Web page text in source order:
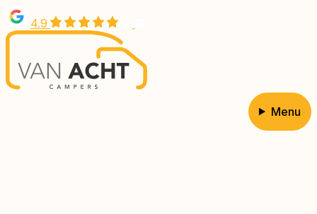
Overslaan
en
naar
inhoud
gaan
4.9
Menu